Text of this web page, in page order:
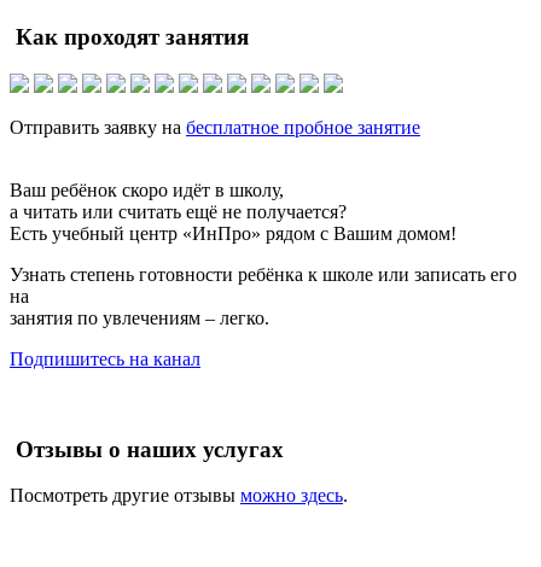
Как проходят занятия
Отправить заявку на бесплатное пробное занятие
Ваш ребёнок скоро идёт в школу,
а читать или считать ещё не получается?
Есть учебный центр «ИнПро» рядом с Вашим домом!
Узнать степень готовности ребёнка к школе или записать его
на
занятия по увлечениям – легко.
Подпишитесь на канал
Отзывы о наших услугах
Посмотреть другие отзывы можно здесь.